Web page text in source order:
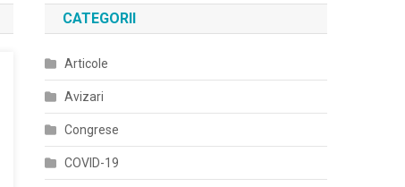
CATEGORII
Articole
Avizari
Congrese
COVID-19